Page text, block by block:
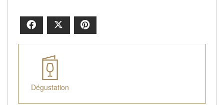
Facebook
Dégustation